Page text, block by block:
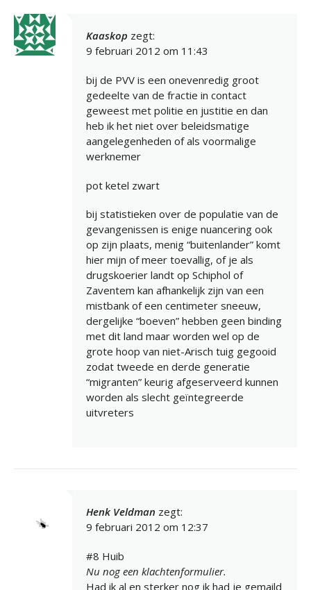
Kaaskop zegt:
9 februari 2012 om 11:43
bij de PVV is een onevenredig groot
gedeelte van de fractie in contact
geweest met politie en justitie en dan
heb ik het niet over beleidsmatige
aangelegenheden of als voormalige
werknemer
pot ketel zwart
bij statistieken over de populatie van de
gevangenissen is enige nuancering ook
op zijn plaats, menig “buitenlander” komt
hier mijn of meer toevallig, of je als
drugskoerier landt op Schiphol of
Zaventem kan afhankelijk zijn van een
mistbank of een centimeter sneeuw,
dergelijke “boeven” hebben geen binding
met dit land maar worden wel op de
grote hoop van niet-Arisch tuig gegooid
zodat tweede en derde generatie
“migranten” keurig afgeserveerd kunnen
worden als slecht geïntegreerde
uitvreters
Henk Veldman zegt:
9 februari 2012 om 12:37
#8 Huib
Nu nog een klachtenformulier.
Had ik al en sterker nog ik had je gemaild